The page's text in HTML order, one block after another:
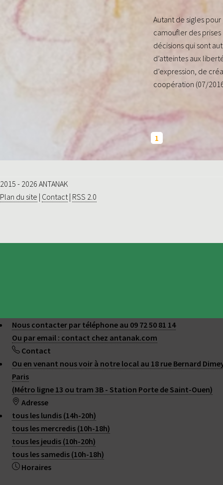
Autant de sigles
camoufler des
décisions qui sont
d’atteintes aux
d’expression, de
coopération (07/
1
2015 - 2026 ANTANAK
Plan du site | Contact| RSS 2.0
Nous contacter par téléphone au 09 72 50 81 14
Ou par email : contact chez antanak.com
Contact
Ou en venant nous voir à notre local au 18 rue Bernard
Paris
(Métro ligne 13 ou tram 3B - Station Porte de Saint-Ouen)
Adresse
tous les lundis (14h-20h)
tous les mercredis (10h-18h)
tous les jeudis (10h-20h)
tous les samedis (10h-18h)
Horaires